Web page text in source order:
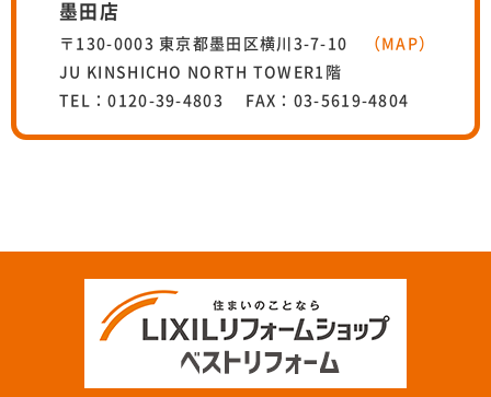
墨田店
〒130-0003 東京都墨田区横川3-7-10
（MAP）
JU KINSHICHO NORTH TOWER1階
TEL：0120-39-4803 FAX：03-5619-4804